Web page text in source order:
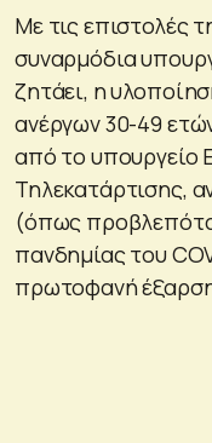
Με τις επιστολές
συναρμόδια
ζητάει, η
ανέργων 30-49
από το υπουργείο
Τηλεκατάρτισης,
(όπως
πανδημίας του
πρωτοφανή